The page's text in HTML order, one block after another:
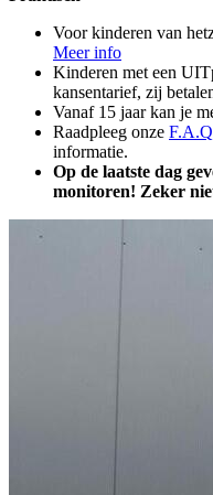
Voor kinderen van
Meer info
Kinderen met een
kansentarief, zij
Vanaf 15 jaar kan je
Raadpleeg onze
informatie.
Op de laatste dag
monitoren! Zeker